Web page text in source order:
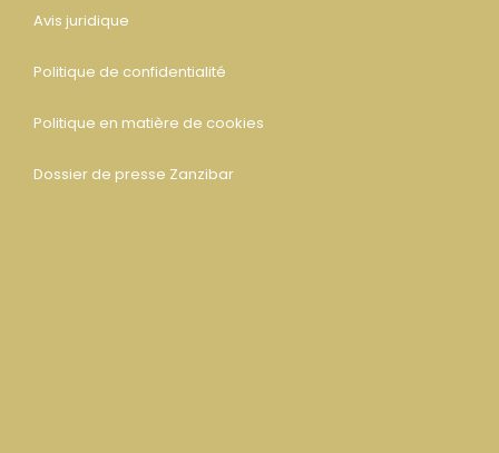
Avis juridique
Politique de confidentialité
Politique en matière de cookies
Dossier de presse Zanzibar